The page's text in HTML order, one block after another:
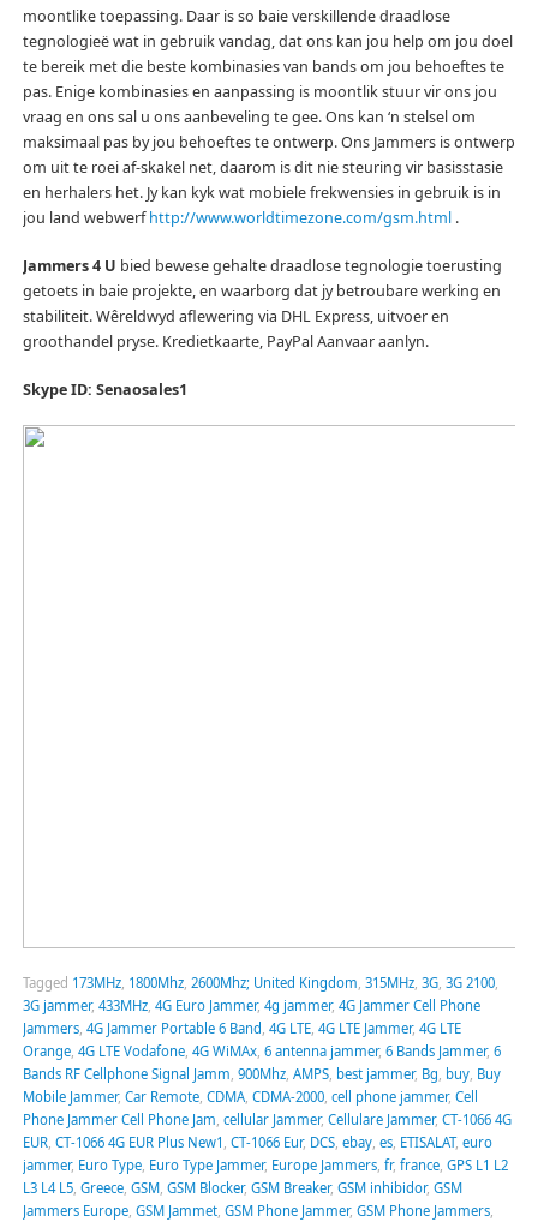
moontlike toepassing. Daar is so baie verskillende draadlose
tegnologieë wat in gebruik vandag, dat ons kan jou help om jou doel
te bereik met die beste kombinasies van bands om jou behoeftes te
pas. Enige kombinasies en aanpassing is moontlik stuur vir ons jou
vraag en ons sal u ons aanbeveling te gee.Ons kan ‘n stelsel om
maksimaal pas by jou behoeftes te ontwerp.Ons Jammers is ontwerp
om uit te roei af-skakel net, daarom is dit nie steuring vir basisstasie
en herhalers het. Jy kan kyk wat mobiele frekwensies in gebruik is in
jou land webwerfhttp://www.worldtimezone.com/gsm.html.
Jammers 4 U bied bewese gehalte draadlose tegnologie toerusting
getoets in baie projekte, en waarborg dat jy betroubare werking en
stabiliteit.Wêreldwyd aflewering via DHL Express, uitvoer en
groothandel pryse. Kredietkaarte, PayPal Aanvaar aanlyn.
Skype ID: Senaosales1
Tagged 173MHz, 1800Mhz, 2600Mhz; United Kingdom 315MHz, 3G, 3G 2100,
3G jammer, 433MHz, 4G Euro Jammer, 4g jammer, 4G Jammer Cell Phone
Jammers, 4G Jammer Portable 6 Band 4G LTE, 4G LTE Jammer, 4G LTE
Orange, 4G LTE Vodafone, 4G WiMAx, 6 antenna jammer, 6 Bands Jammer, 6
Bands RF Cellphone Signal Jamm 900Mhz, AMPS, best jammer, Bg buy, Buy
Mobile Jammer, Car Remote, CDMA, CDMA-2000, cell phone jammer, Cell
Phone Jammer Cell Phone Jam cellular Jammer, Cellulare Jammer, CT-1066 4G
EUR, CT-1066 4G EUR Plus New1 CT-1066 Eur, DCS, ebay, es, ETISALAT, euro
jammer, Euro Type, Euro Type Jammer, Europe Jammers, fr, france, GPS L1 L2
L3 L4 L5, Greece, GSM, GSM Blocker, GSM Breaker, GSM inhibidor, GSM
Jammers Europe, GSM Jammet, GSM Phone Jammer, GSM Phone Jammers,